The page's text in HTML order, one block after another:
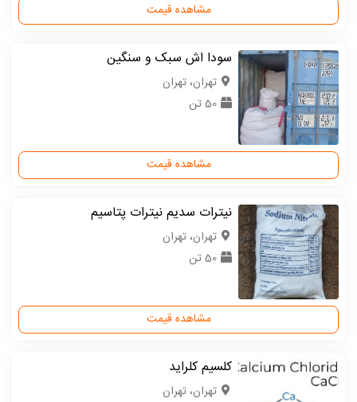
مشاهده قیمت
سودا اش سبک و سنگین
تهران، تهران
50 تن
مشاهده قیمت
نیترات سدیم نیترات پتاسیم
تهران، تهران
50 تن
مشاهده قیمت
کلسیم کلراید
تهران، تهران